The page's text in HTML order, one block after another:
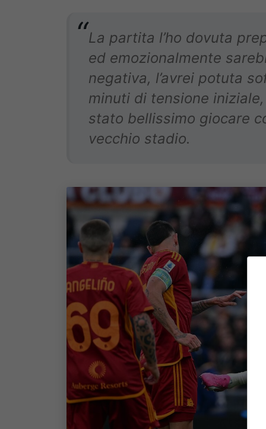
La partita l’ho dovuta
ed emozionalmente
negativa, l’avrei potuta
minuti di tensione
stato bellissimo giocare
vecchio stadio.